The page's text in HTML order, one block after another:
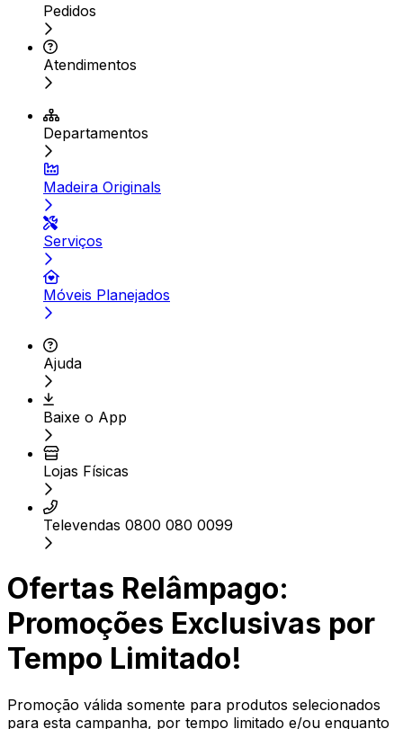
Pedidos
Atendimentos
Departamentos
Madeira Originals
Serviços
Móveis Planejados
Ajuda
Baixe o App
Lojas Físicas
Televendas 0800 080 0099
Ofertas Relâmpago:
Promoções Exclusivas por
Tempo Limitado!
Promoção válida somente para produtos selecionados
para esta campanha, por tempo limitado e/ou enquanto